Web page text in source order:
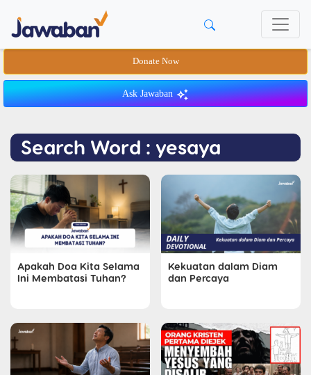
Donate Now
Ask Jawaban
Search Word : yesaya
Apakah Doa Kita Selama
Ini Membatasi Tuhan?
Kekuatan dalam Diam
dan Percaya